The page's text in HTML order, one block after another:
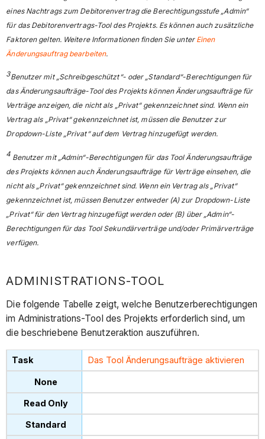
eines Nachtrags zum Debitorenvertrag die Berechtigungsstufe „Admin“
für das Debitorenvertrags-Tool des Projekts. Es können auch zusätzliche
Faktoren gelten. Weitere Informationen finden Sie unter Einen
Änderungsauftrag bearbeiten.
3Benutzer mit „Schreibgeschützt“- oder „Standard“-Berechtigungen für
das Änderungsaufträge-Tool des Projekts können Änderungsaufträge für
Verträge anzeigen, die nicht als „Privat“ gekennzeichnet sind. Wenn ein
Vertrag als „Privat“ gekennzeichnet ist, müssen die Benutzer zur
Dropdown-Liste „Privat“ auf dem Vertrag hinzugefügt werden.
4 Benutzer mit „Admin“-Berechtigungen für das Tool Änderungsaufträge
des Projekts können auch Änderungsaufträge für Verträge einsehen, die
nicht als „Privat“ gekennzeichnet sind. Wenn ein Vertrag als „Privat“
gekennzeichnet ist, müssen Benutzer entweder (A) zur Dropdown-Liste
„Privat“ für den Vertrag hinzugefügt werden oder (B) über „Admin“-
Berechtigungen für das Tool Sekundärverträge und/oder Primärverträge
verfügen.
ADMINISTRATIONS-TOOL
Die folgende Tabelle zeigt, welche Benutzerberechtigungen
im Administrations-Tool des Projekts erforderlich sind, um
die beschriebene Benutzeraktion auszuführen.
Das Tool Änderungsaufträge aktivieren